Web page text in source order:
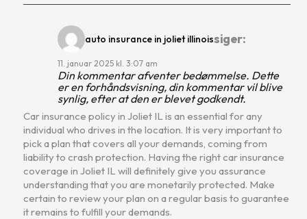
auto insurance in joliet illinoissiger:
11. januar 2025 kl. 3:07 am
Din kommentar afventer bedømmelse. Dette
er en forhåndsvisning, din kommentar vil blive
synlig, efter at den er blevet godkendt.
Car insurance policy in Joliet IL is an essential for any
individual who drives in the location. It is very important to
pick a plan that covers all your demands, coming from
liability to crash protection. Having the right car insurance
coverage in Joliet IL will definitely give you assurance
understanding that you are monetarily protected. Make
certain to review your plan on a regular basis to guarantee
it remains to fulfill your demands.